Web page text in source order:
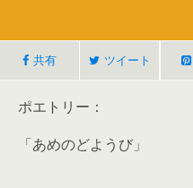
共有 ツイート
ポエトリー：
「あめのどようび」